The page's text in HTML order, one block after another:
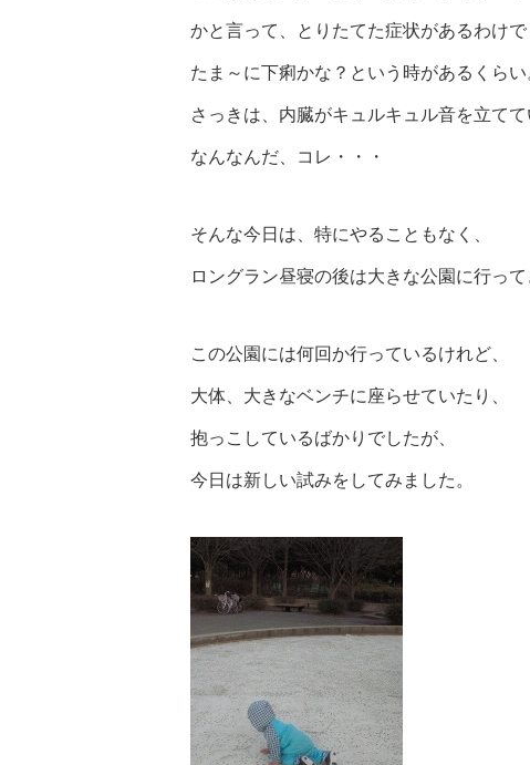
かと言って、とりたてた症状があるわけで
たま～に下痢かな？という時があるくらい
さっきは、内臓がキュルキュル音を立てて
なんなんだ、コレ・・・
そんな今日は、特にやることもなく、
ロングラン昼寝の後は大きな公園に行って
この公園には何回か行っているけれど、
大体、大きなベンチに座らせていたり、
抱っこしているばかりでしたが、
今日は新しい試みをしてみました。